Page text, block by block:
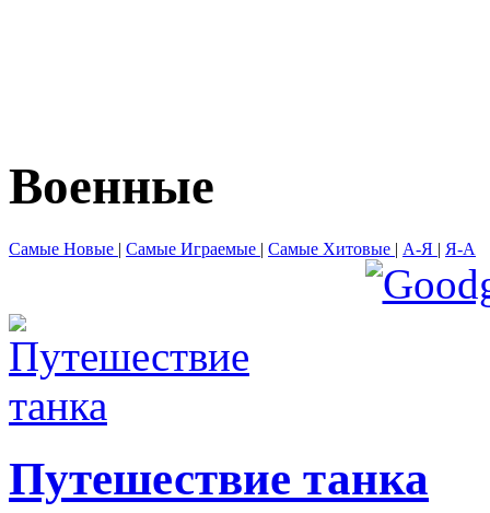
Военные
Самые Новые | Самые Играемые | Самые Хитовые | А-Я | Я-А
Путешествие танка